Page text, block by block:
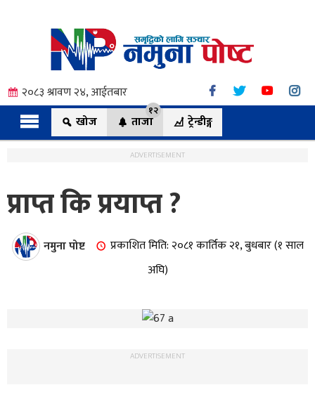
२०८३ श्रावण २४, आईतबार
खोज
ताजा
१२
ट्रेन्डीङ्ग
ADVERTISEMENT
प्राप्त कि प्रयाप्त ?
नमुना पोष्ट
प्रकाशित मिति: २०८१ कार्तिक २१, बुधबार (१ साल
अघि)
ADVERTISEMENT